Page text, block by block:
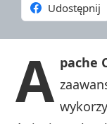
Udostępnij
A pache